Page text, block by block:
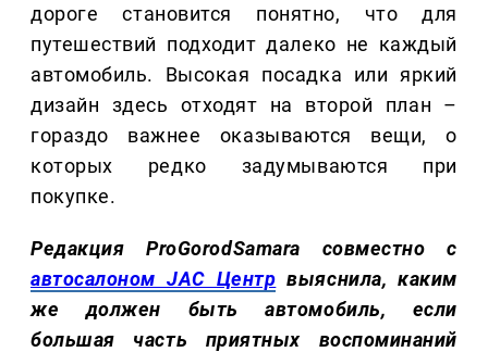
дороге становится понятно, что для
путешествий подходит далеко не каждый
автомобиль. Высокая посадка или яркий
дизайн здесь отходят на второй план –
гораздо важнее оказываются вещи, о
которых редко задумываются при
покупке.
Редакция ProGorodSamara совместно с
автосалоном JAC Центр выяснила, каким
же должен быть автомобиль, если
большая часть приятных воспоминаний